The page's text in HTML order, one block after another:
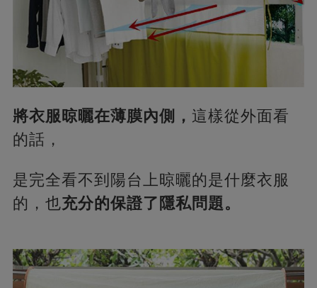
將衣服晾曬在薄膜內側， 這樣從外面看
的話，
是完全看不到陽台上晾曬的是什麼衣服
的，也充分的保證了隱私問題。